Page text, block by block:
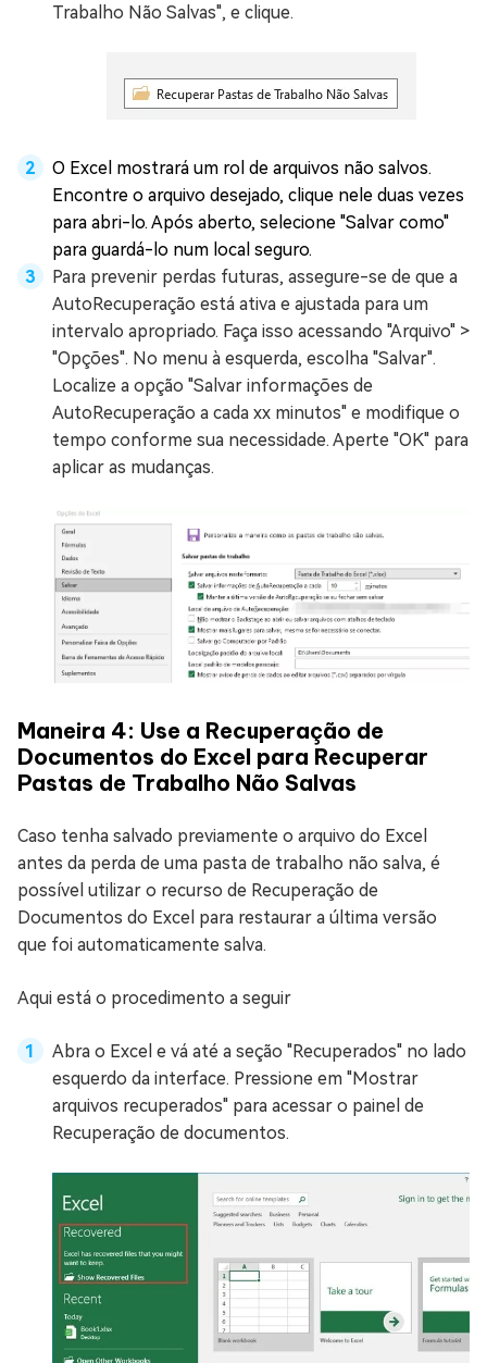
Trabalho Não Salvas", e clique.
O Excel mostrará um rol de arquivos não salvos.
Encontre o arquivo desejado, clique nele duas vezes
para abri-lo. Após aberto, selecione "Salvar como"
para guardá-lo num local seguro.
Para prevenir perdas futuras, assegure-se de que a
AutoRecuperação está ativa e ajustada para um
intervalo apropriado. Faça isso acessando "Arquivo" >
"Opções". No menu à esquerda, escolha "Salvar".
Localize a opção "Salvar informações de
AutoRecuperação a cada xx minutos" e modifique o
tempo conforme sua necessidade. Aperte "OK" para
aplicar as mudanças.
Maneira 4: Use a Recuperação de
Documentos do Excel para Recuperar
Pastas de Trabalho Não Salvas
Caso tenha salvado previamente o arquivo do Excel
antes da perda de uma pasta de trabalho não salva, é
possível utilizar o recurso de Recuperação de
Documentos do Excel para restaurar a última versão
que foi automaticamente salva.
Aqui está o procedimento a seguir
Abra o Excel e vá até a seção "Recuperados" no lado
esquerdo da interface. Pressione em "Mostrar
arquivos recuperados" para acessar o painel de
Recuperação de documentos.